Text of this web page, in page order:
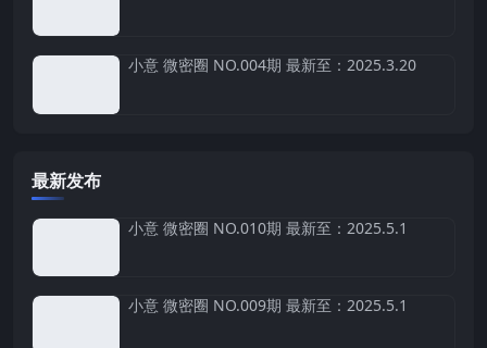
小意 微密圈 NO.004期 最新至：2025.3.20
最新发布
小意 微密圈 NO.010期 最新至：2025.5.1
小意 微密圈 NO.009期 最新至：2025.5.1